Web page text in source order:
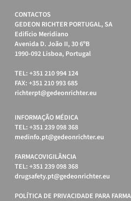
CONTACTOS
GEDEON RICHTER PORTUGAL, SA
Edifício Meridiano
Avenida D. João II, 30 6ºB
1990-092 Lisboa, Portugal
TEL: +351 210 994 124
FAX: +351 210 993 685
richterpt@gedeonrichter.eu
INFORMAÇÃO MÉDICA
TEL: +351 239 098 368
medinfo.pt@gedeonrichter.eu
FARMACOVIGILÂNCIA
TEL: +351 239 098 368
drugsafety.pt@gedeonrichter.eu
POLÍTICA DE PRIVACIDADE PARA